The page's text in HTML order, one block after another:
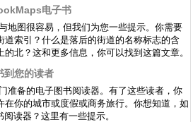
电子书
地图很容易，但我们为您一些提示。你需要
道索引？什么是落后的街道的名称标志的含
北？这和更多信息，你可以找到这篇文章。
到您的读者
准备的电子图书阅读器。有了这些读者，你
在你的城市或度假或商务旅行。你想知道，如
读器？这里有一些提示。